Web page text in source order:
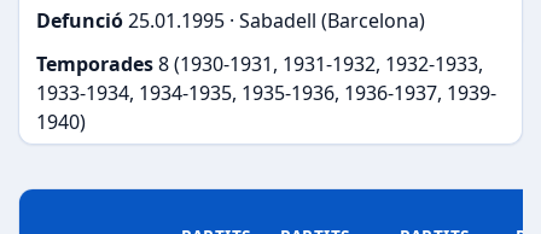
Defunció25.01.1995 · Sabadell (Barcelona)
Temporades8 (1930-1931, 1931-1932, 1932-1933,
1933-1934, 1934-1935, 1935-1936, 1936-1937, 1939-
1940)